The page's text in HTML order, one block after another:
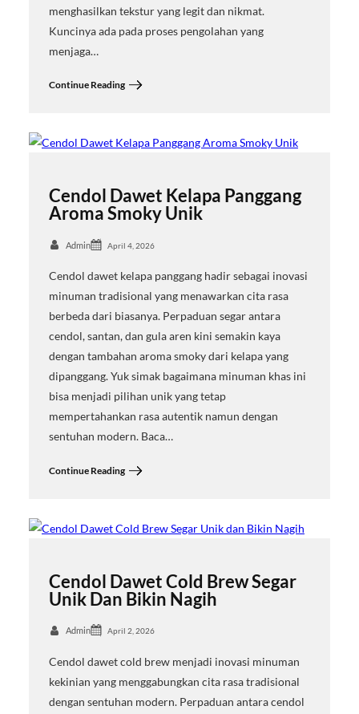
menghasilkan tekstur yang legit dan nikmat.
Kuncinya ada pada proses pengolahan yang
menjaga…
Continue Reading
Cendol Dawet Kelapa Panggang
Aroma Smoky Unik
Admin April 4, 2026
Cendol dawet kelapa panggang hadir sebagai inovasi
minuman tradisional yang menawarkan cita rasa
berbeda dari biasanya. Perpaduan segar antara
cendol, santan, dan gula aren kini semakin kaya
dengan tambahan aroma smoky dari kelapa yang
dipanggang. Yuk simak bagaimana minuman khas ini
bisa menjadi pilihan unik yang tetap
mempertahankan rasa autentik namun dengan
sentuhan modern. Baca…
Continue Reading
Cendol Dawet Cold Brew Segar
Unik Dan Bikin Nagih
Admin April 2, 2026
Cendol dawet cold brew menjadi inovasi minuman
kekinian yang menggabungkan cita rasa tradisional
dengan sentuhan modern. Perpaduan antara cendol